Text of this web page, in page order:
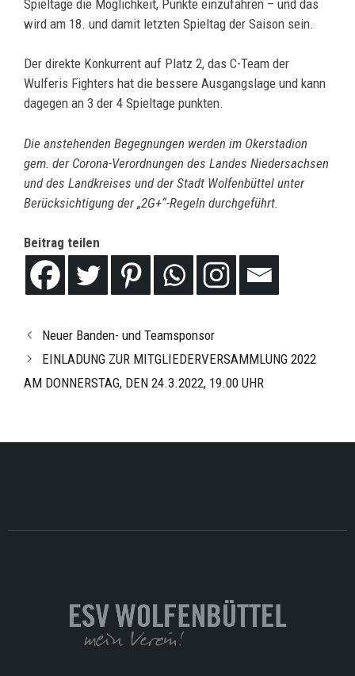
Spieltage die Möglichkeit, Punkte einzufahren – und das
wird am 18. und damit letzten Spieltag der Saison sein.
Der direkte Konkurrent auf Platz 2, das C-Team der
Wulferis Fighters hat die bessere Ausgangslage und kann
dagegen an 3 der 4 Spieltage punkten.
Die anstehenden Begegnungen werden im Okerstadion
gem. der Corona-Verordnungen des Landes Niedersachsen
und des Landkreises und der Stadt Wolfenbüttel unter
Berücksichtigung der „2G+“-Regeln durchgeführt.
Beitrag teilen
Neuer Banden- und Teamsponsor
EINLADUNG ZUR MITGLIEDERVERSAMMLUNG 2022
AM DONNERSTAG, DEN 24.3.2022, 19.00 UHR